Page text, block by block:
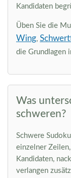
Kandidaten
Üben Sie die
Wing,
die Grundlagen
Was
schweren?
Schwere
einzelner
Kandidaten,
verlangen